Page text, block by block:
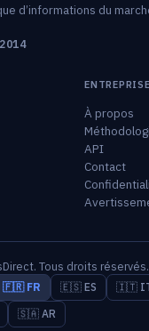
d’informations du
ENTREPRISE
À propos
API
Contact
Tous droits réservés.
🇫🇷 FR 🇪🇸 ES 🇮🇹
🇸🇦 AR